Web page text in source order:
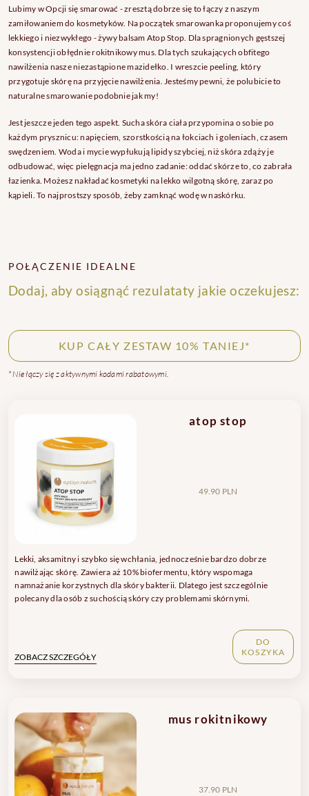
Lubimy w Opcji się smarować - zresztą dobrze się to łączy z naszym
zamiłowaniem do kosmetyków. Na początek smarowanka proponujemy coś
lekkiego i niezwykłego - żywy balsam Atop Stop. Dla spragnionych gęstszej
konsystencji obłędnie rokitnikowy mus. Dla tych szukających obfitego
nawilżenia nasze niezastąpione mazidełko. I wreszcie peeling, który
przygotuje skórę na przyjęcie nawilżenia. Jesteśmy pewni, że polubicie to
naturalne smarowanie podobnie jak my!
Jest jeszcze jeden tego aspekt. Sucha skóra ciała przypomina o sobie po
każdym prysznicu: napięciem, szorstkością na łokciach i goleniach, czasem
swędzeniem. Woda i mycie wypłukują lipidy szybciej, niż skóra zdąży je
odbudować, więc pielęgnacja ma jedno zadanie: oddać skórze to, co zabrała
łazienka. Możesz nakładać kosmetyki na lekko wilgotną skórę, zaraz po
kąpieli. To najprostszy sposób, żeby zamknąć wodę w naskórku.
POŁĄCZENIE IDEALNE
Dodaj, aby osiągnąć rezulataty jakie oczekujesz:
KUP CAŁY ZESTAW 10% TANIEJ*
* Nie łączy się z aktywnymi kodami rabatowymi.
atop stop
49.90 PLN
Lekki, aksamitny i szybko się wchłania, jednocześnie bardzo dobrze
nawilżając skórę. Zawiera aż 10% biofermentu, który wspomaga
namnażanie korzystnych dla skóry bakterii. Dlatego jest szczególnie
polecany dla osób z suchością skóry czy problemami skórnymi.
ZOBACZ SZCZEGÓŁY
DO
KOSZYKA
mus rokitnikowy
37.90 PLN